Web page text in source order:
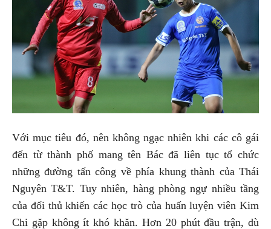
Với mục tiêu đó, nên không ngạc nhiên khi các cô gái
đến từ thành phố mang tên Bác đã liên tục tổ chức
những đường tấn công về phía khung thành của Thái
Nguyên T&T. Tuy nhiên, hàng phòng ngự nhiều tầng
của đối thủ khiến các học trò của huấn luyện viên Kim
Chi gặp không ít khó khăn. Hơn 20 phút đầu trận, dù